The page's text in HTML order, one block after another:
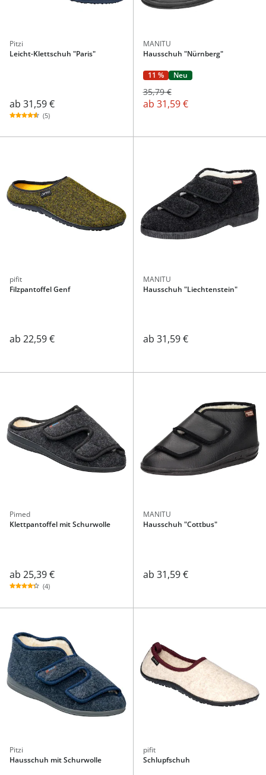
Pitzi
Leicht-Klettschuh "Paris"
ab 31,59 €
(5)
MANITU
Hausschuh "Nürnberg"
11 % Neu
35,79 €
ab 31,59 €
pifit
Filzpantoffel Genf
ab 22,59 €
MANITU
Hausschuh "Liechtenstein"
ab 31,59 €
Pimed
Klettpantoffel mit Schurwolle
ab 25,39 €
(4)
MANITU
Hausschuh "Cottbus"
ab 31,59 €
Pitzi
Hausschuh mit Schurwolle
pifit
Schlupfschuh